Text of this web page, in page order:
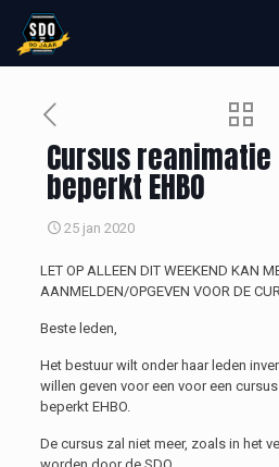
Cursus reanimatie
beperkt EHBO
25 jan 2020
LET OP ALLEEN DIT WEEKEND KAN
AANMELDEN/OPGEVEN VOOR DE
Beste leden,
Het bestuur wilt onder haar leden
willen geven voor een voor een
beperkt EHBO.
De cursus zal niet meer, zoals in het